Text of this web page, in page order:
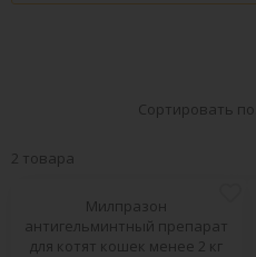
Сортировать по...
2 товара
Милпразон
антигельминтный препарат
для котят кошек менее 2 кг